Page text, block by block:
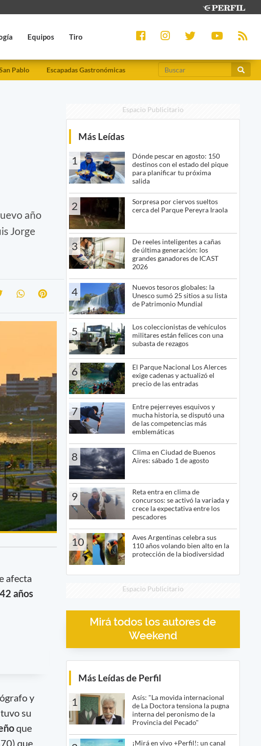
Equipos Tiro
Pablo Escapadas Gastronómicas
año
Jorge
afecta
años
y
tuvo su
que
que
Espacio Publicitario
Más Leídas
1
Dónde pescar en agosto: 150
destinos con el estado del pique
para planificar tu próxima
salida
2
Sorpresa por ciervos sueltos
cerca del Parque Pereyra Iraola
3
De reeles inteligentes a cañas
de última generación: los
grandes ganadores de ICAST
2026
4
Nuevos tesoros globales: la
Unesco sumó 25 sitios a su lista
de Patrimonio Mundial
5
Los coleccionistas de vehículos
militares están felices con una
subasta de rezagos
6
El Parque Nacional Los Alerces
exige cadenas y actualizó el
precio de las entradas
7
Entre pejerreyes esquivos y
mucha historia, se disputó una
de las competencias más
emblemáticas
8
Clima en Ciudad de Buenos
Aires: sábado 1 de agosto
9
Reta entra en clima de
concursos: se activó la variada y
crece la expectativa entre los
pescadores
10
Aves Argentinas celebra sus
110 años volando bien alto en la
protección de la biodiversidad
Espacio Publicitario
Mirá todos los autores de
Weekend
Más Leídas de Perfil
1
Asís: "La movida internacional
de La Doctora tensiona la pugna
interna del peronismo de la
Provincia del Pecado"
¡Mirá en vivo +Perfil!: un canal